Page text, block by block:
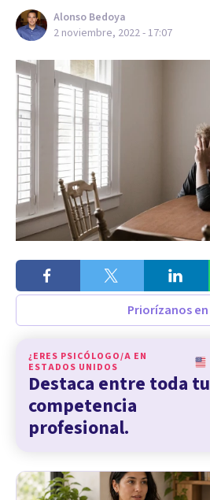
Alonso Bedoya
2 noviembre, 2022 - 17:07
Priorízanos en
¿ERES PSICÓLOGO/A EN
ESTADOS UNIDOS
Destaca entre toda tu
competencia
profesional.